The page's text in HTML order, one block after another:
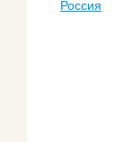
Россия